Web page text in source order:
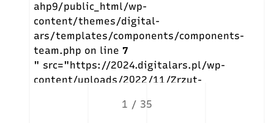
ahp9/public_html/wp-
content/themes/digital-
ars/templates/components/components-
team.php on line 7
" src="https://2024.digitalars.pl/wp-
content/uploads/2022/11/Zrzut-
500x500.png" alt="PIOTR MIGDAŁ">
1 / 35